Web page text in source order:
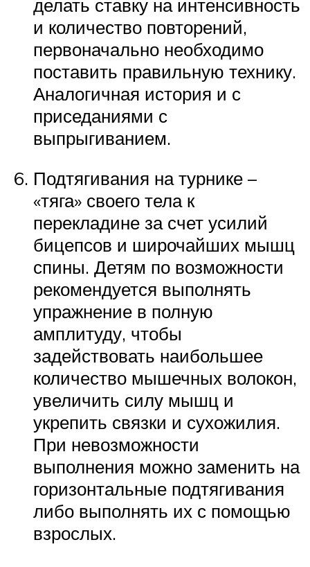
делать ставку на интенсивность
и количество повторений,
первоначально необходимо
поставить правильную технику.
Аналогичная история и с
приседаниями с
выпрыгиванием.
Подтягивания на турнике –
«тяга» своего тела к
перекладине за счет усилий
бицепсов и широчайших мышц
спины. Детям по возможности
рекомендуется выполнять
упражнение в полную
амплитуду, чтобы
задействовать наибольшее
количество мышечных волокон,
увеличить силу мышц и
укрепить связки и сухожилия.
При невозможности
выполнения можно заменить на
горизонтальные подтягивания
либо выполнять их с помощью
взрослых.